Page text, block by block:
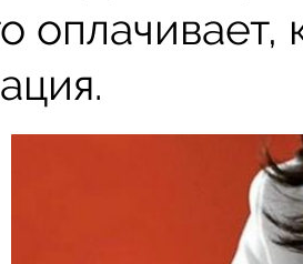
оплачивает,